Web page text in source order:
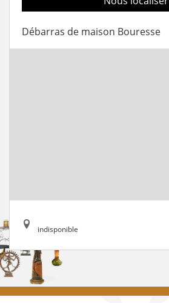
Débarras de maison Bouresse
indisponible